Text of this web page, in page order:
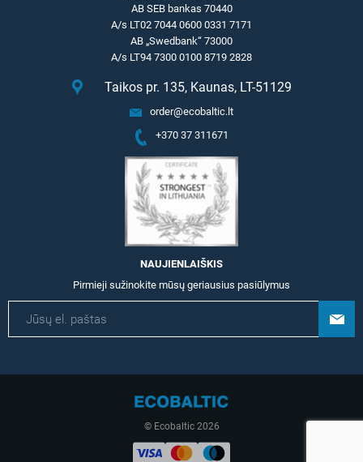
AB SEB bankas 70440
A/s LT02 7044 0600 0331 7171
AB „Swedbank“ 73000
A/s LT94 7300 0100 8719 2828
Taikos pr. 135, Kaunas, LT-51129
order@ecobaltic.lt
+370 37 311671
NAUJIENLAIŠKIS
Pirmieji sužinokite mūsų geriausius pasiūlymus
© Ecobaltic 2026